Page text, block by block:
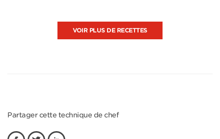
VOIR PLUS DE RECETTES
Partager cette technique de chef